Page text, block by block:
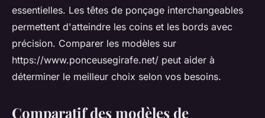
essentielles. Les têtes de ponçage interchangeables
permettent d'atteindre les coins et les bords avec
précision. Comparer les modèles sur
https://www.ponceusegirafe.net/ peut aider à
déterminer le meilleur choix selon vos besoins.
Comparatif des modèles de